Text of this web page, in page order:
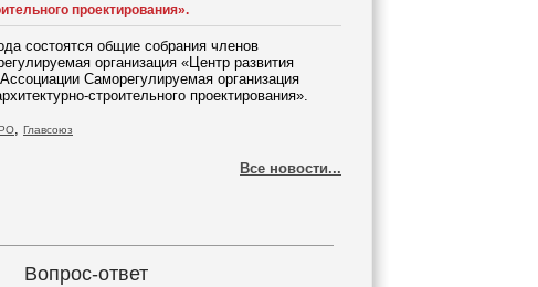
проектирования».
состоятся общие собрания членов
организация «Центр развития
Саморегулируемая организация
строительного проектирования».
, Главсоюз
Все новости...
Вопрос-ответ